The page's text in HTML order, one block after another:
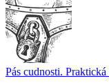
Pás cudnosti.